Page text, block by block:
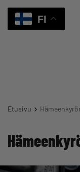
FI
Etusivu